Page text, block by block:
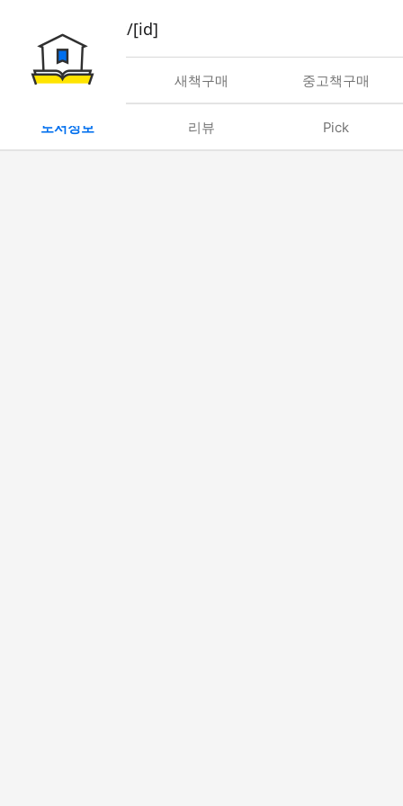
book/rent/[id]
대여 새책구매 중고책구매
도서정보 리뷰 Pick